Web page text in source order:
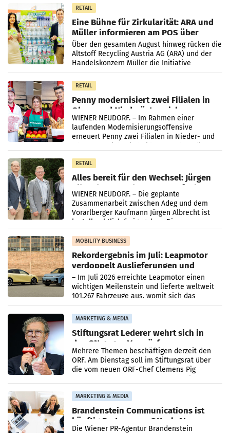
RETAIL
Eine Bühne für Zirkularität: ARA und
Müller informieren am POS über
Kreislauffähigkeit
Über den gesamten August hinweg rücken die
Altstoff Recycling Austria AG (ARA) und der
Handelskonzern Müller die Initiative
„Kreislauf-Helden“ in allen österreichischen
Müller-Filialen
RETAIL
Penny modernisiert zwei Filialen in
Ober- und Niederösterreich
WIENER NEUDORF. – Im Rahmen einer
laufenden Modernisierungsoffensive
erneuert Penny zwei Filialen in Nieder- und
RETAIL
Alles bereit für den Wechsel: Jürgen
Albrecht setzt ab 1.1.2027 auf Adeg
WIENER NEUDORF. – Die geplante
Zusammenarbeit zwischen Adeg und dem
Vorarlberger Kaufmann Jürgen Albrecht ist
kartellrechtlich freigegeben: Die
Bundeswettbewerbsbehörde und der
Bundeskartellanwalt
MOBILITY BUSINESS
Rekordergebnis im Juli: Leapmotor
verdoppelt Auslieferungen und
überschreitet die 100.000er-Marke
– Im Juli 2026 erreichte Leapmotor einen
wichtigen Meilenstein und lieferte weltweit
101.267 Fahrzeuge aus, womit sich das
Ergebnis gegenüber Juli 2025 mehr als
verdoppelte (+102
MARKETING & MEDIA
Stiftungsrat Lederer wehrt sich in
den SN gegen Vorwürfe
Mehrere Themen beschäftigen derzeit den
ORF. Am Dienstag soll im Stiftungsrat über
die vom neuen ORF-Chef Clemens Pig
MARKETING & MEDIA
Brandenstein Communications ist
künftig Partner von OtterlyAI
Die Wiener PR-Agentur Brandenstein